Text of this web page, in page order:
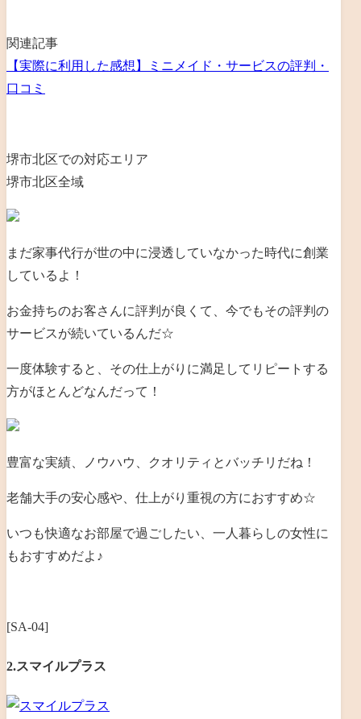
関連記事
【実際に利用した感想】ミニメイド・サービスの評判・
口コミ
堺市北区での対応エリア
堺市北区全域
まだ家事代行が世の中に浸透していなかった時代に創業
しているよ！
お金持ちのお客さんに評判が良くて、今でもその評判の
サービスが続いているんだ☆
一度体験すると、その仕上がりに満足してリピートする
方がほとんどなんだって！
豊富な実績、ノウハウ、クオリティとバッチリだね！
老舗大手の安心感や、仕上がり重視の方におすすめ☆
いつも快適なお部屋で過ごしたい、一人暮らしの女性に
もおすすめだよ♪
[SA-04]
2.スマイルプラス